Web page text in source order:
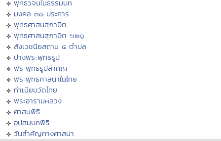
พุทธวจนในธรรมบท
มงคล ๓๘ ประการ
พุทธศาสนสุภาษิต
พุทธศาสนสุภาษิต ๖๒๑
สังเวชนียสถาน ๔ ตำบล
ปางพระพุทธรูป
พระพุทธรูปสำคัญ
พระพุทธศาสนาในไทย
ทำเนียบวัดไทย
พระอารามหลวง
ศาสนพิธี
อุปสมบทพิธี
วันสำคัญทางศาสนา